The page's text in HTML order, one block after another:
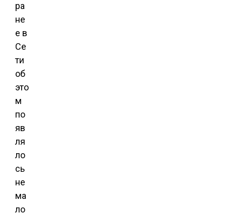
ра
не
е в
Се
ти
об
это
м
по
яв
ля
ло
сь
не
ма
ло